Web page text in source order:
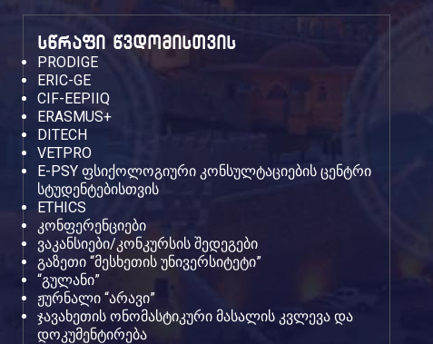
სწრაფი წვდომისთვის
PRODIGE
ERIC-GE
CIF-EEPIIQ
ERASMUS+
DITECH
VETPRO
E-PSY ფსიქოლოგიური კონსულტაციების ცენტრი
სტუდენტებისთვის
ETHICS
კონფერენციები
ვაკანსიები/კონკურსის შედეგები
გაზეთი “მესხეთის უნივერსიტეტი”
“გულანი”
ჟურნალი “არავი”
ჯავახეთის ონომასტიკური მასალის კვლევა და
დოკუმენტირება